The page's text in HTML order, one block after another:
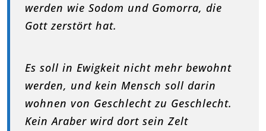
werden wie Sodom und Gomorra, die
Gott zerstört hat.
Es soll in Ewigkeit nicht mehr bewohnt
werden, und kein Mensch soll darin
wohnen von Geschlecht zu Geschlecht.
Kein Araber wird dort sein Zelt